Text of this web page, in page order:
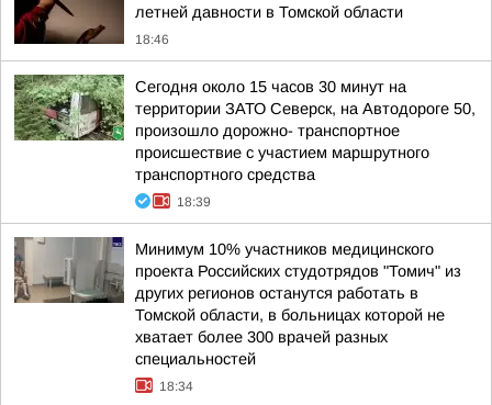
летней давности в Томской области
18:46
Сегодня около 15 часов 30 минут на
территории ЗАТО Северск, на Автодороге 50,
произошло дорожно- транспортное
происшествие с участием маршрутного
транспортного средства
18:39
Минимум 10% участников медицинского
проекта Российских студотрядов "Томич" из
других регионов останутся работать в
Томской области, в больницах которой не
хватает более 300 врачей разных
специальностей
18:34